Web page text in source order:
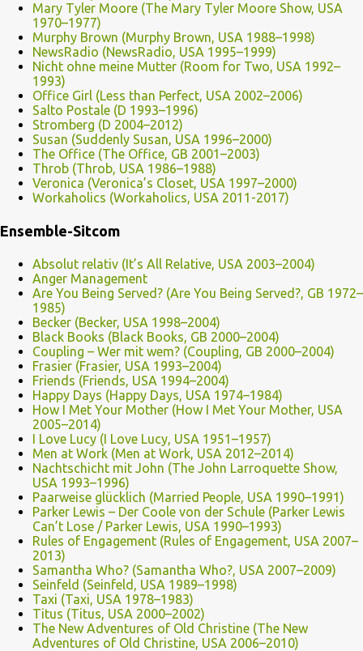
Mary Tyler Moore (The Mary Tyler Moore Show, USA
1970–1977)
Murphy Brown (Murphy Brown, USA 1988–1998)
NewsRadio (NewsRadio, USA 1995–1999)
Nicht ohne meine Mutter (Room for Two, USA 1992–
1993)
Office Girl (Less than Perfect, USA 2002–2006)
Salto Postale (D 1993–1996)
Stromberg (D 2004–2012)
Susan (Suddenly Susan, USA 1996–2000)
The Office (The Office, GB 2001–2003)
Throb (Throb, USA 1986–1988)
Veronica (Veronica’s Closet, USA 1997–2000)
Workaholics (Workaholics, USA 2011-2017)
Ensemble-Sitcom
Absolut relativ (It’s All Relative, USA 2003–2004)
Anger Management
Are You Being Served? (Are You Being Served?, GB 1972–
1985)
Becker (Becker, USA 1998–2004)
Black Books (Black Books, GB 2000–2004)
Coupling – Wer mit wem? (Coupling, GB 2000–2004)
Frasier (Frasier, USA 1993–2004)
Friends (Friends, USA 1994–2004)
Happy Days (Happy Days, USA 1974–1984)
How I Met Your Mother (How I Met Your Mother, USA
2005–2014)
I Love Lucy (I Love Lucy, USA 1951–1957)
Men at Work (Men at Work, USA 2012–2014)
Nachtschicht mit John (The John Larroquette Show,
USA 1993–1996)
Paarweise glücklich (Married People, USA 1990–1991)
Parker Lewis – Der Coole von der Schule (Parker Lewis
Can’t Lose / Parker Lewis, USA 1990–1993)
Rules of Engagement (Rules of Engagement, USA 2007–
2013)
Samantha Who? (Samantha Who?, USA 2007–2009)
Seinfeld (Seinfeld, USA 1989–1998)
Taxi (Taxi, USA 1978–1983)
Titus (Titus, USA 2000–2002)
The New Adventures of Old Christine (The New
Adventures of Old Christine, USA 2006–2010)